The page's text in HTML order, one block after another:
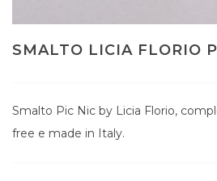
SMALTO LICIA FLORIO
Smalto Pic Nic by Licia Florio,
free e made in Italy.